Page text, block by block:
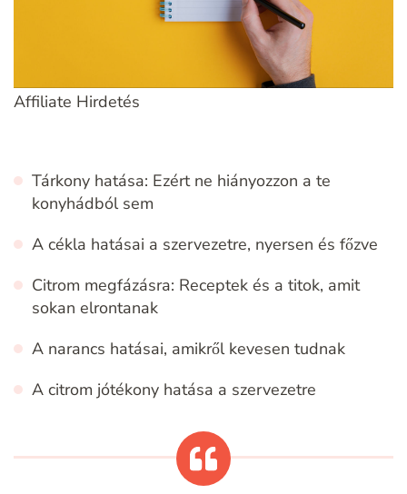
Affiliate Hirdetés
Tárkony hatása: Ezért ne hiányozzon a te
konyhádból sem
A cékla hatásai a szervezetre, nyersen és főzve
Citrom megfázásra: Receptek és a titok, amit
sokan elrontanak
A narancs hatásai, amikről kevesen tudnak
A citrom jótékony hatása a szervezetre